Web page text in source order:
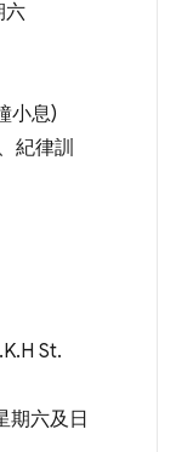
六
小息)
紀律訓
St.
期六及日